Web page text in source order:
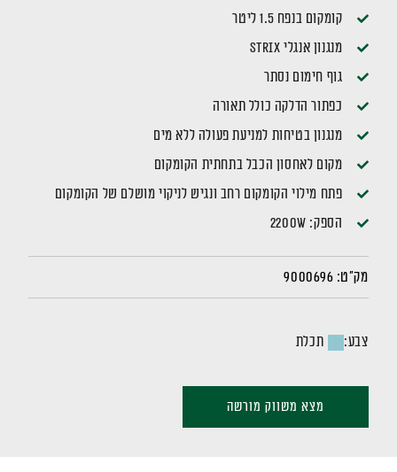
קומקום בנפח 1.5 ליטר
מנגנון אנגלי STRIX
גוף חימום נסתר
כפתור הדלקה כולל תאורה
מנגנון בטיחות למניעת פעולה ללא מים
מקום לאחסון הכבל בתחתית הקומקום
פתח מילוי הקומקום רחב ונגיש לניקוי מושלם של הקומקום
הספק: 2200W
מק"ט: 9000696
צבע: תכלת
מצא משווק מורשה